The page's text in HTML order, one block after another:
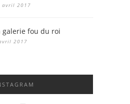
avril 2017
galerie fou du roi
2017